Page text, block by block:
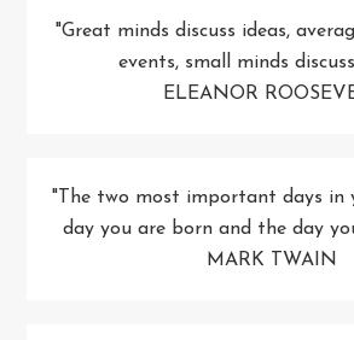
"Great minds discuss ideas,
events, small minds
ELEANOR
"The two most important days in
day you are born and the day
MARK TWAIN